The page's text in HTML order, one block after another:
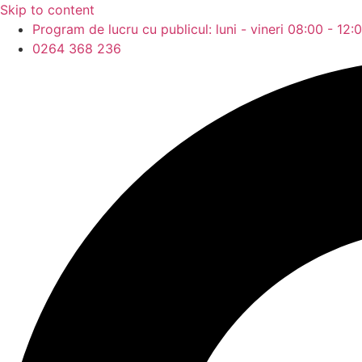
Skip to content
Program de lucru cu publicul: luni - vineri 08:00 -
0264 368 236